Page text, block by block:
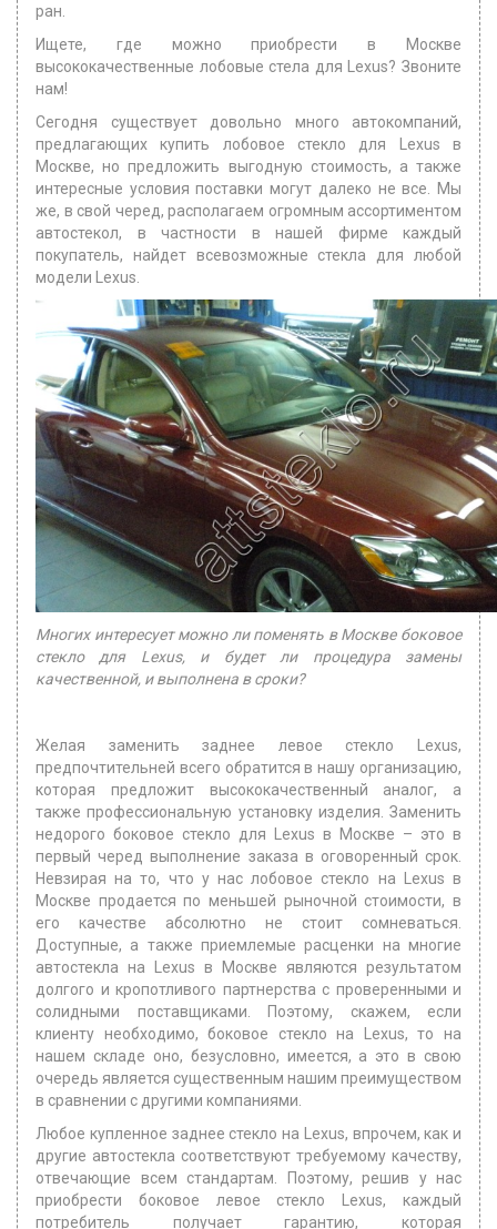
ран.
Ищете, где можно приобрести в Москве
высококачественные лобовые стела для Lexus? Звоните
нам!
Сегодня существует довольно много автокомпаний,
предлагающих купить лобовое стекло для Lexus в
Москве, но предложить выгодную стоимость, а также
интересные условия поставки могут далеко не все. Мы
же, в свой черед, располагаем огромным ассортиментом
автостекол, в частности в нашей фирме каждый
покупатель, найдет всевозможные стекла для любой
модели Lexus.
Многих интересует можно ли поменять в Москве боковое
стекло для Lexus, и будет ли процедура замены
качественной, и выполнена в сроки?
Желая заменить заднее левое стекло Lexus,
предпочтительней всего обратится в нашу организацию,
которая предложит высококачественный аналог, а
также профессиональную установку изделия. Заменить
недорого боковое стекло для Lexus в Москве – это в
первый черед выполнение заказа в оговоренный срок.
Невзирая на то, что у нас лобовое стекло на Lexus в
Москве продается по меньшей рыночной стоимости, в
его качестве абсолютно не стоит сомневаться.
Доступные, а также приемлемые расценки на многие
автостекла на Lexus в Москве являются результатом
долгого и кропотливого партнерства с проверенными и
солидными поставщиками. Поэтому, скажем, если
клиенту необходимо, боковое стекло на Lexus, то на
нашем складе оно, безусловно, имеется, а это в свою
очередь является существенным нашим преимуществом
в сравнении с другими компаниями.
Любое купленное заднее стекло на Lexus, впрочем, как и
другие автостекла соответствуют требуемому качеству,
отвечающие всем стандартам. Поэтому, решив у нас
приобрести боковое левое стекло Lexus, каждый
потребитель получает гарантию, которая